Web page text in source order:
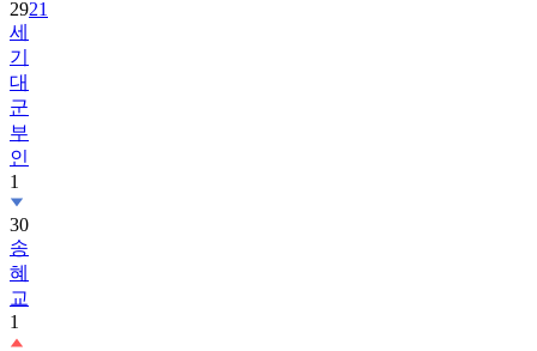
2921
세
기
대
군
부
인
1
30
송
혜
교
1